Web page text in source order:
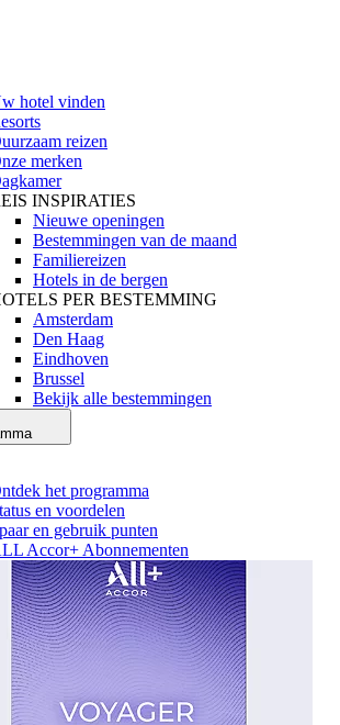
hotel vinden
reizen
merken
INSPIRATIES
Nieuwe openingen
Bestemmingen van de maand
Familiereizen
Hotels in de bergen
PER BESTEMMING
Amsterdam
Den Haag
Eindhoven
Brussel
Bekijk alle bestemmingen
het programma
en voordelen
en gebruik punten
Accor+ Abonnementen